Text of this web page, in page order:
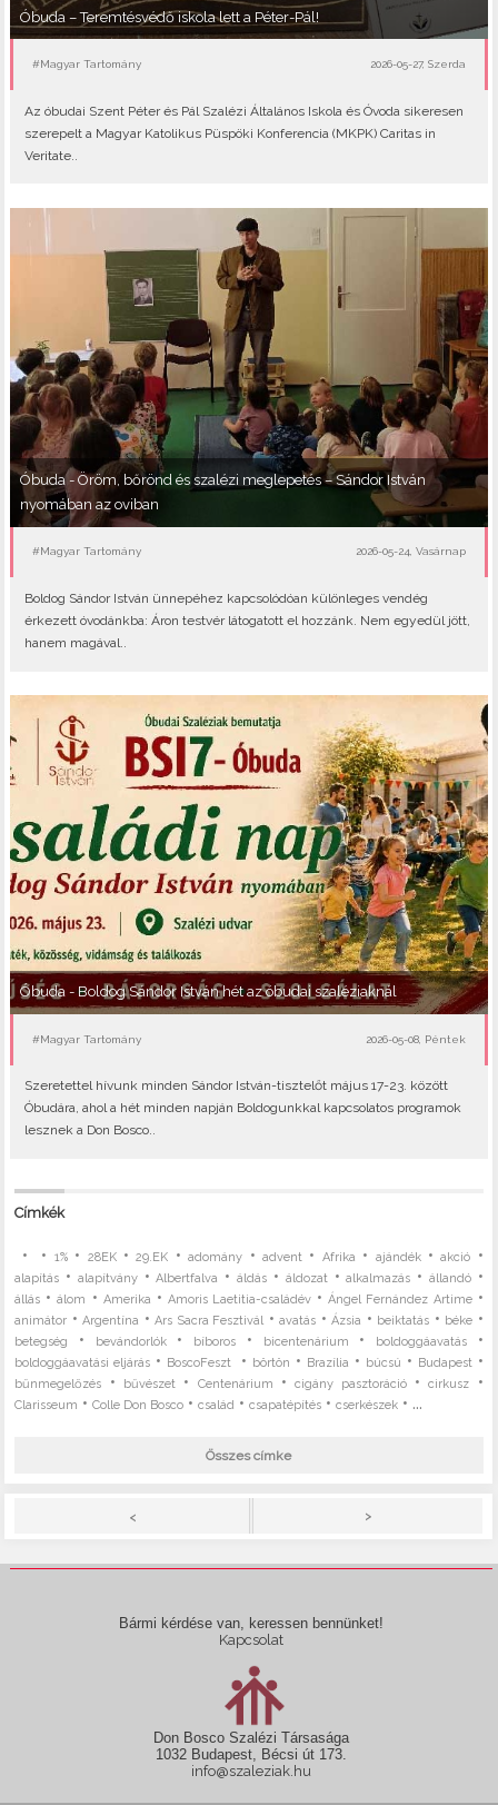
Óbuda – Teremtésvédő iskola lett a Péter-Pál!
#Magyar Tartomány 2026-05-27, Szerda
Az óbudai Szent Péter és Pál Szalézi Általános Iskola és Óvoda sikeresen
szerepelt a Magyar Katolikus Püspöki Konferencia (MKPK) Caritas in
Veritate..
Óbuda - Öröm, bőrönd és szalézi meglepetés – Sándor István
nyomában az oviban
#Magyar Tartomány 2026-05-24, Vasárnap
Boldog Sándor István ünnepéhez kapcsolódóan különleges vendég
érkezett óvodánkba: Áron testvér látogatott el hozzánk. Nem egyedül jött,
hanem magával..
Óbuda - Boldog Sándor István hét az óbudai szaléziaknál
#Magyar Tartomány 2026-05-08, Péntek
Szeretettel hívunk minden Sándor István-tisztelőt május 17-23. között
Óbudára, ahol a hét minden napján Boldogunkkal kapcsolatos programok
lesznek a Don Bosco..
Címkék
• • 1%• 28EK•29.EK •adomány •advent • Afrika • ajándék•akció •
alapítás • alapítvány•Albertfalva •áldás • áldozat•alkalmazás • állandó•
állás •álom • Amerika • Amoris Laetitia-családév •Ángel Fernández Artime•
animátor •Argentína •Ars Sacra Fesztivál •avatás •Ázsia • beiktatás • béke •
betegség • bevándorlók• bíboros • bicentenárium • boldoggáavatás•
boldoggáavatási eljárás • BoscoFeszt • börtön • Brazília • búcsú • Budapest•
bűnmegelőzés • bűvészet• Centenárium •cigány pasztoráció•cirkusz •
Clarisseum •Colle Don Bosco •család •csapatépítés •cserkészek • ...
Összes címke
< >
Bármi kérdése van, keressen bennünket!
Kapcsolat
Don Bosco Szalézi Társasága
1032 Budapest, Bécsi út 173.
info@szaleziak.hu